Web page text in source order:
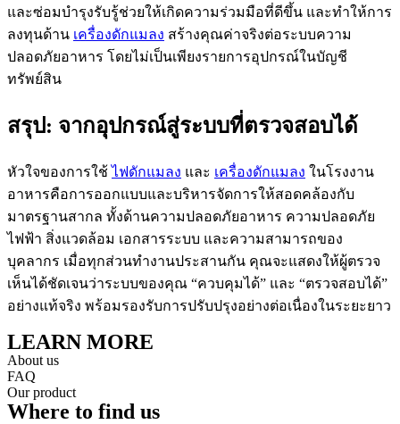
และซ่อมบำรุงรับรู้ช่วยให้เกิดความร่วมมือที่ดีขึ้น และทำให้การ
ลงทุนด้าน เครื่องดักแมลง สร้างคุณค่าจริงต่อระบบความ
ปลอดภัยอาหาร โดยไม่เป็นเพียงรายการอุปกรณ์ในบัญชี
ทรัพย์สิน
สรุป: จากอุปกรณ์สู่ระบบที่ตรวจสอบได้
หัวใจของการใช้ไฟดักแมลง และ เครื่องดักแมลง ในโรงงาน
อาหารคือการออกแบบและบริหารจัดการให้สอดคล้องกับ
มาตรฐานสากล ทั้งด้านความปลอดภัยอาหาร ความปลอดภัย
ไฟฟ้า สิ่งแวดล้อม เอกสารระบบ และความสามารถของ
บุคลากร เมื่อทุกส่วนทำงานประสานกัน คุณจะแสดงให้ผู้ตรวจ
เห็นได้ชัดเจนว่าระบบของคุณ “ควบคุมได้” และ “ตรวจสอบได้”
อย่างแท้จริง พร้อมรองรับการปรับปรุงอย่างต่อเนื่องในระยะยาว
LEARN MORE
About us
FAQ
Our product
Where to find us